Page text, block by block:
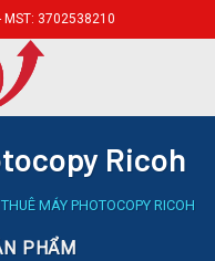
MST: 3702538210
Ricoh
MÁY PHOTOCOPY RICOH
PHẨM